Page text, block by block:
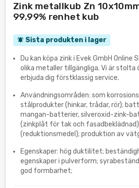
Zink metallkub Zn
99,99% renhet kub
notifications_active Sista produkten i lager
Du kan köpa zink i Evek GmbH Online
olika metaller tillgängliga. Vi är stolta
erbjuda dig förstklassig service.
Användningsområden: som
stålprodukter (hinkar, trådar, rör);
mangan-batterier, silveroxid-zink-
(zinkplåt för tak och
(reduktionsmedel); produktion av
Egenskaper: hög duktilitet;
egenskaper i pulverform;
god formbarhet;